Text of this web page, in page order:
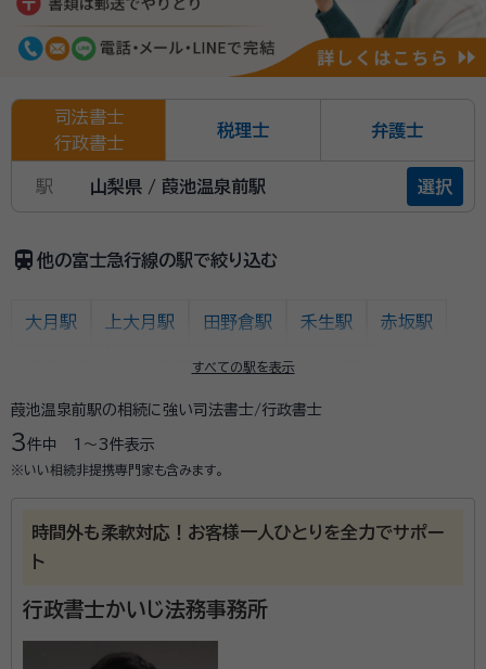
司法書士
行政書士
税理士 弁護士
駅 山梨県 / 葭池温泉前駅 選択
train 他の富士急行線の駅で絞り込む
すべての駅を表示
大月駅 上大月駅 田野倉駅 禾生駅 赤坂駅
都留文科大学前駅
十日市場駅 東桂駅 三つ峠駅 寿駅
葭池温泉前駅の相続に強い司法書士/行政書士
3件中 1〜3件表示
※いい相続非提携専門家も含みます。
時間外も柔軟対応！お客様一人ひとりを全力でサポー
ト
行政書士かいじ法務事務所